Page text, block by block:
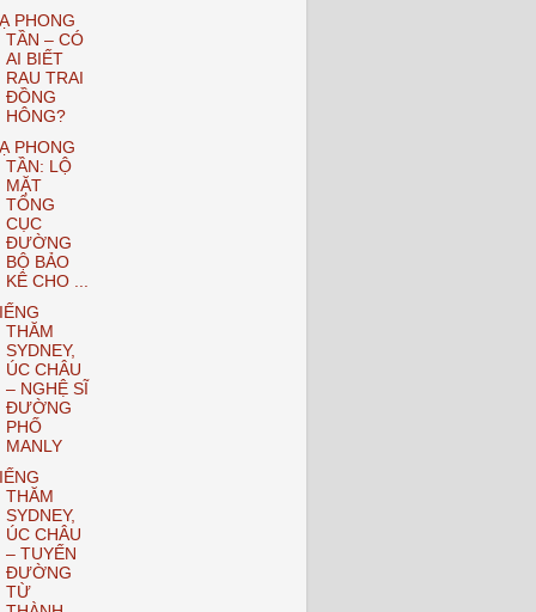
PHONG
TẦN – CÓ
AI BIẾT
RAU TRAI
ĐỒNG
HÔNG?
PHONG
TẦN: LỘ
MẶT
TỔNG
CỤC
ĐƯỜNG
BỘ BẢO
KÊ CHO ...
THĂM
SYDNEY,
ÚC CHÂU
– NGHỆ SĨ
ĐƯỜNG
PHỐ
MANLY
THĂM
SYDNEY,
ÚC CHÂU
– TUYẾN
ĐƯỜNG
TỪ